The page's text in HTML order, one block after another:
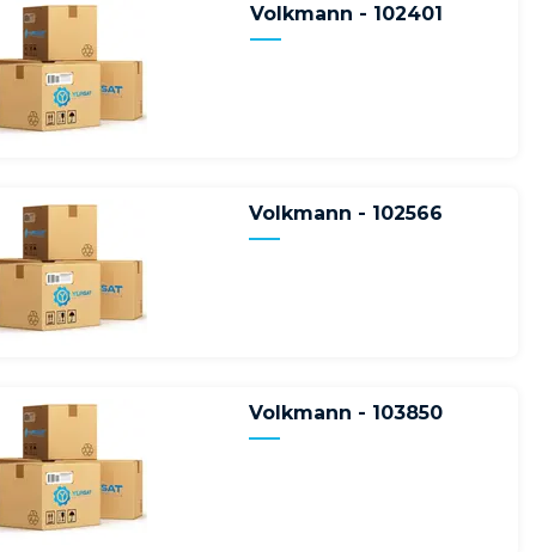
Volkmann - 102401
Volkmann - 102566
Volkmann - 103850